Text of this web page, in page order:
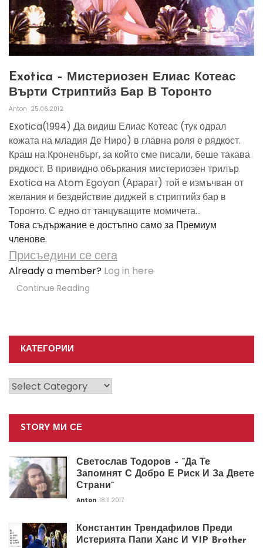
Exotica – Мистериозен Елиас Котеас
Върти Стриптийз Бар В Торонто
Anton 25.06.2012
Exotica(1994) Да видиш Елиас Котеас (тук одрал
кожата на младия Де Ниро) в главна роля е рядкост.
Краш на Кроненбърг, за който сме писали, беше такава
рядкост. В привидно объркания мистериозен трилър
Exotica на Atom Egoyan (Арарат) той е измъчван от
желания и бездействие диджей в стриптийз бар в
Торонто. С едно от танцуващите момичета...
Това съдържание е достъпно само за Премиум
членове.
Присъедини се сега
Already a member? Log in here
Continue Reading
КАТЕГОРИИ
Категории
STORY МИ СЕ
Светослав Тодоров – “Да Те
Запомнят С Добро Е Риск И За Двете
Страни”
Anton 18.11.2017
Константин Трендафилов Преди
Истерията Папи Ханс И VIP Brother